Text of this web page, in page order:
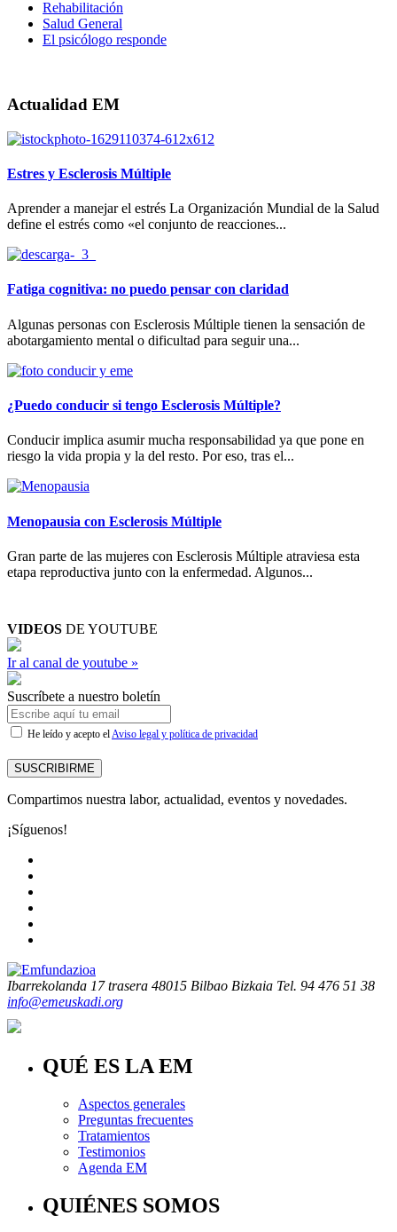
Rehabilitación
Salud General
El psicólogo responde
Actualidad EM
Estres y Esclerosis Múltiple
Aprender a manejar el estrés La Organización Mundial de la Salud
define el estrés como «el conjunto de reacciones...
Fatiga cognitiva: no puedo pensar con claridad
Algunas personas con Esclerosis Múltiple tienen la sensación de
abotargamiento mental o dificultad para seguir una...
¿Puedo conducir si tengo Esclerosis Múltiple?
Conducir implica asumir mucha responsabilidad ya que pone en
riesgo la vida propia y la del resto. Por eso, tras el...
Menopausia con Esclerosis Múltiple
Gran parte de las mujeres con Esclerosis Múltiple atraviesa esta
etapa reproductiva junto con la enfermedad. Algunos...
VIDEOS DE YOUTUBE
Ir al canal de youtube »
Suscríbete a nuestro boletín
He leído y acepto elAviso legal y política de privacidad
SUSCRIBIRME
Compartimos nuestra labor, actualidad, eventos y novedades.
¡Síguenos!
Ibarrekolanda 17 trasera 48015 Bilbao Bizkaia Tel. 94 476 51 38
info@emeuskadi.org
QUÉ ES LA EM
Aspectos generales
Preguntas frecuentes
Tratamientos
Testimonios
Agenda EM
QUIÉNES SOMOS